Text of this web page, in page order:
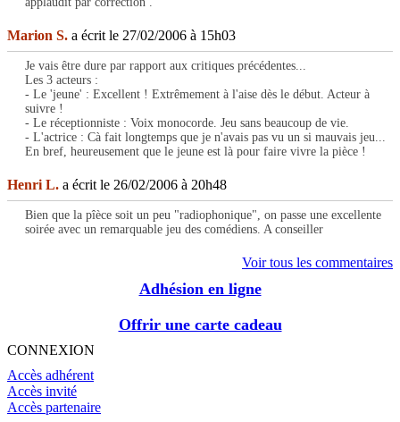
Marion S. a écrit le 27/02/2006 à 15h03
Je vais être dure par rapport aux critiques précédentes...
Les 3 acteurs :
- Le 'jeune' : Excellent ! Extrêmement à l'aise dès le début. Acteur à
suivre !
- Le réceptionniste : Voix monocorde. Jeu sans beaucoup de vie.
- L'actrice : Cà fait longtemps que je n'avais pas vu un si mauvais jeu...
En bref, heureusement que le jeune est là pour faire vivre la pièce !
Henri L. a écrit le 26/02/2006 à 20h48
Bien que la pîèce soit un peu "radiophonique", on passe une excellente
soirée avec un remarquable jeu des comédiens. A conseiller
Voir tous les commentaires
Adhésion en ligne
Offrir une carte cadeau
CONNEXION
Accès adhérent
Accès invité
Accès partenaire